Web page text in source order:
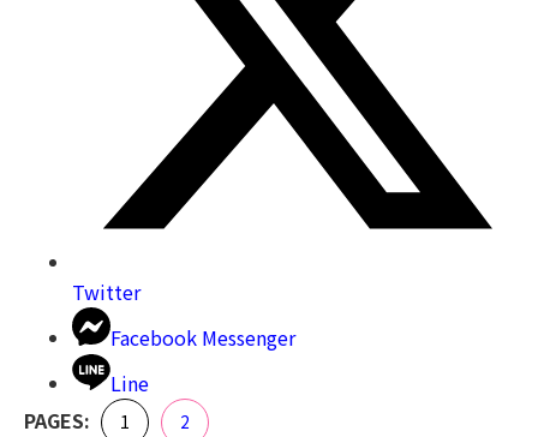
Twitter
Facebook Messenger
Line
PAGES:
Page
1 Page
2